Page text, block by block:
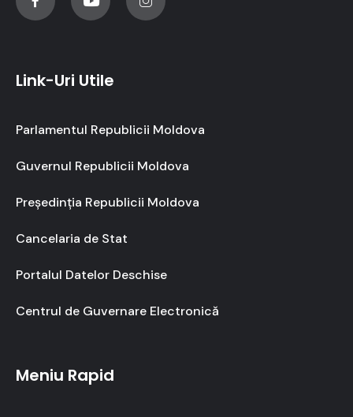
Link-Uri Utile
Parlamentul Republicii Moldova
Guvernul Republicii Moldova
Președinția Republicii Moldova
Cancelaria de Stat
Portalul Datelor Deschise
Centrul de Guvernare Electronică
Meniu Rapid